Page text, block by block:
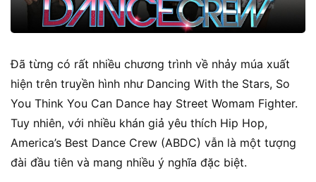
Đã từng có rất nhiều chương trình về nhảy múa xuất
hiện trên truyền hình như Dancing With the Stars, So
You Think You Can Dance hay Street Womam Fighter.
Tuy nhiên, với nhiều khán giả yêu thích Hip Hop,
America’s Best Dance Crew (ABDC) vẫn là một tượng
đài đầu tiên và mang nhiều ý nghĩa đặc biệt.